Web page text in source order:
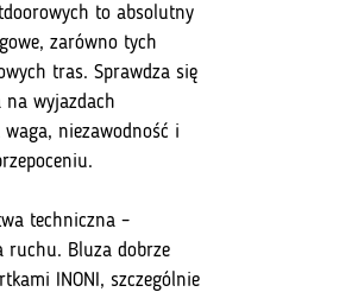
to absolutny
zarówno tych
tras. Sprawdza się
na wyjazdach
niezawodność i
techniczna –
ruchu. Bluza dobrze
INONI, szczególnie